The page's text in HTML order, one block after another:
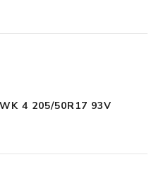
4 205/50R17 93V